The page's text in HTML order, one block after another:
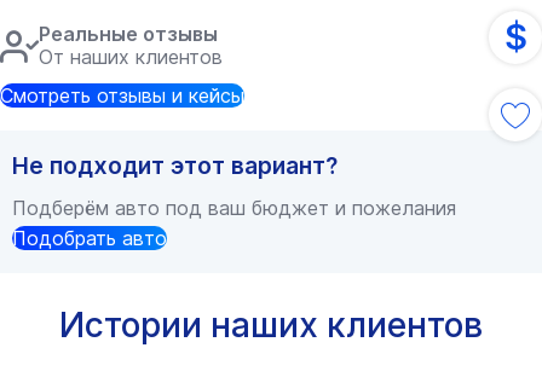
Реальные отзывы
От наших клиентов
Смотреть отзывы и кейсы
Не подходит этот вариант?
Подберём авто под ваш бюджет и пожелания
Подобрать авто
Истории наших клиентов
$